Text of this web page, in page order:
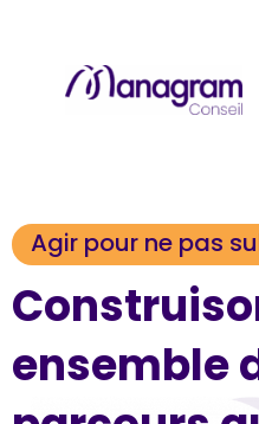
Agir pour ne pas
ensemble